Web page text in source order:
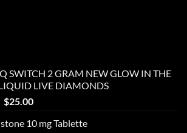
SWITCH 2 GRAM NEW GLOW IN THE
LIVE DIAMONDS
Original
was:
$25.00Current
is:
10 mg Tablette